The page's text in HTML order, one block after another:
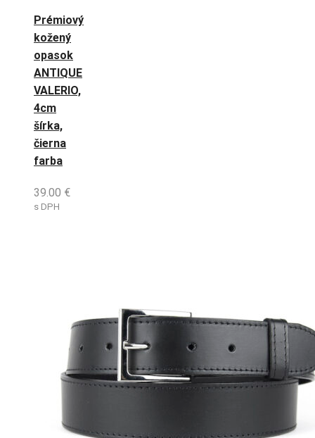
Prémiový
kožený
opasok
ANTIQUE
VALERIO,
4cm
šírka,
čierna
farba
39.00 €
s DPH